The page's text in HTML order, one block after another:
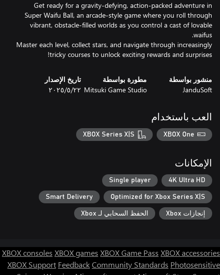
Get ready for a gravity-defying, action-packed adventure in
Super Waifu Ball, an arcade-style game where you roll through
vibrant, obstacle-filled worlds as you control a cast of lovable
Master each level, collect stars, and navigate through increasingly
tricky courses to unlock exciting rewards and surprises!
منشور بواسطة
JanduSoft
مطورة بواسطة
Mitsuki Game Studio
تاريخ الإصدار
٢٢‏/٥‏/٢٠٢٥
العب باستخدام
XBOX One
XBOX Series X|S
الإمكانات
4K Ultra HD
Single player
Optimized for Xbox Series X|S
Smart Delivery
إنجازات Xbox الحفظ السحابي لـ Xbox
XBOX consoles XBOX games XBOX Game Pass XBOX accessories
XBOX Support FeedbackCommunity Standards Photosensitive